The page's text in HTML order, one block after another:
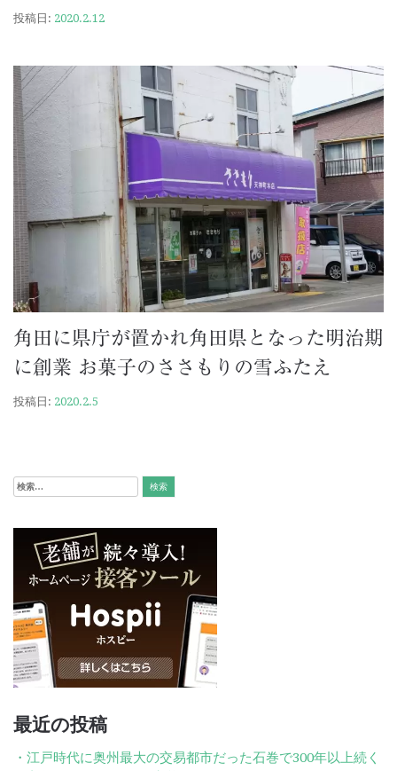
投稿日: 2020.2.12
角田に県庁が置かれ角田県となった明治期
に創業 お菓子のささもりの雪ふたえ
投稿日: 2020.2.5
検
最近の投稿
江戸時代に奥州最大の交易都市だった石巻で300年以上続く